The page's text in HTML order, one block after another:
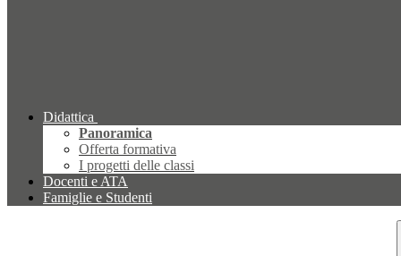
Didattica
Panoramica
Offerta formativa
I progetti delle classi
Docenti e ATA
Famiglie e Studenti